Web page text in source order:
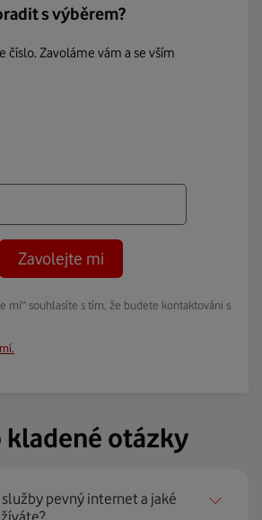
s výběrem?
číslo. Zavoláme vám a se vším
Zavolejte mi
mi“ souhlasíte s tím, že budete kontaktováni s
kladené otázky
pevný internet a jaké